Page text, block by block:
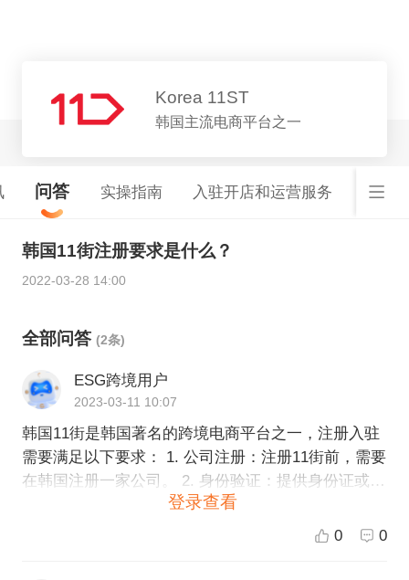
Korea 11ST
韩国主流电商平台之一
问答 实操指南 入驻开店和运营服务 韩国
韩国11街注册要求是什么？
2022-03-28 14:00
全部问答 (2条)
ESG跨境用户
2023-03-11 10:07
韩国11街是韩国著名的跨境电商平台之一，注册入驻
需要满足以下要求： 1. 公司注册：注册11街前，需要
在韩国注册一家公司。 2. 身份验证：提供身份证或护
照等身份证明文件进行验证。 3. 税务代理：由税务代
登录查看
0 0